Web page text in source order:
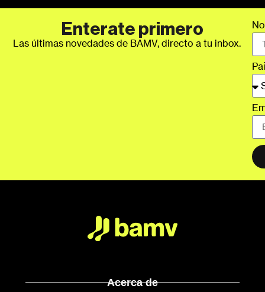
Enterate primero
Las últimas novedades de BAMV, directo a tu inbox.
Acerca de